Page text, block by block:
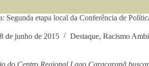
Segunda etapa local da Conferência de
de junho de 2015 Destaque, Racismo
do Centro Regional Lago Caracaranã